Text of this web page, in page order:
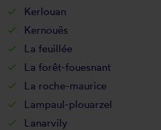
Kerlouan
Kernouës
La feuillée
La forêt-fouesnant
La roche-maurice
Lampaul-plouarzel
Lanarvily